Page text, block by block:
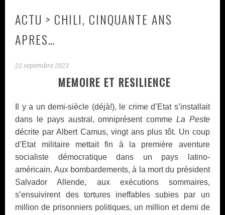
ACTU > CHILI, CINQUANTE ANS
APRES…
22 septembre 2023
MEMOIRE ET RESILIENCE
Il y a un demi-siècle (déjà!), le crime d’Etat s’installait
dans le pays austral, omniprésent comme La Peste
décrite par Albert Camus, vingt ans plus tôt. Un coup
d’Etat militaire mettait fin à la première aventure
socialiste démocratique dans un pays latino-
américain. Aux bombardements, à la mort du président
Salvador Allende, aux exécutions sommaires,
s’ensuivirent des tortures ineffables subies par un
million de prisonniers politiques, un million et demi de